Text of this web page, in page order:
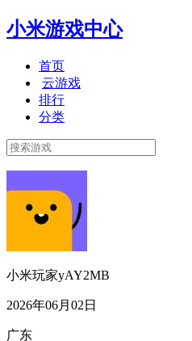
小米游戏中心
首页
云游戏
排行
分类
小米玩家yAY2MB
2026年06月02日
广东